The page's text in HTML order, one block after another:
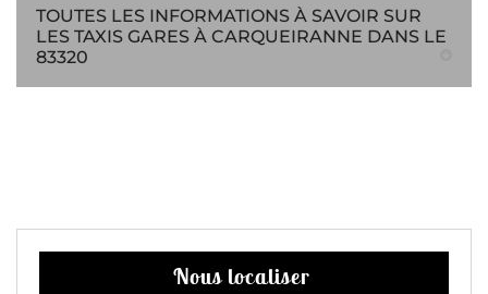
TOUTES LES INFORMATIONS À SAVOIR SUR
LES TAXIS GARES À CARQUEIRANNE DANS LE
83320
Nous localiser